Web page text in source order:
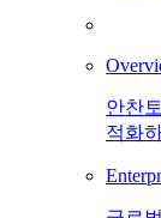
안찬
적화